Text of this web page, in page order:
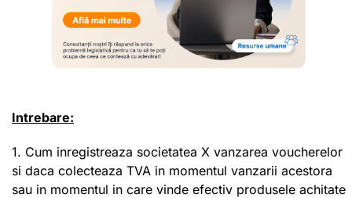
Intrebare:
1. Cum inregistreaza societatea X vanzarea voucherelor
si daca colecteaza TVA in momentul vanzarii acestora
sau in momentul in care vinde efectiv produsele achitate